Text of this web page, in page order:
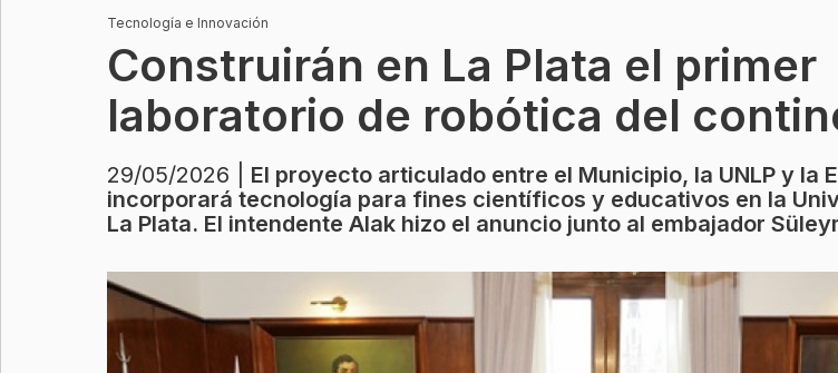
Tecnología e Innovación
Construirán en La Plata el primer
laboratorio de robótica del
29/05/2026 | El proyecto articulado entre el Municipio, la UNLP y la
incorporará tecnología para fines científicos y educativos en la
La Plata. El intendente Alak hizo el anuncio junto al embajador